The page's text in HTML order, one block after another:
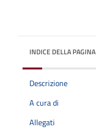
INDICE DELLA PAGINA
Descrizione
A cura di
Allegati